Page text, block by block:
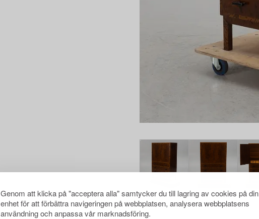
Genom att klicka på "acceptera alla" samtycker du till lagring av cookies på din
enhet för att förbättra navigeringen på webbplatsen, analysera webbplatsens
användning och anpassa vår marknadsföring.